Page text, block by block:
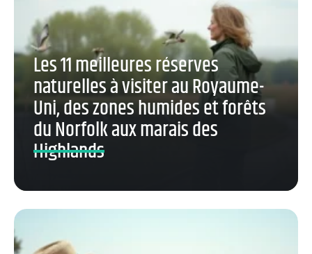
Les 11 meilleures réserves
naturelles à visiter au Royaume-
Uni, des zones humides et forêts
du Norfolk aux marais des
Highlands